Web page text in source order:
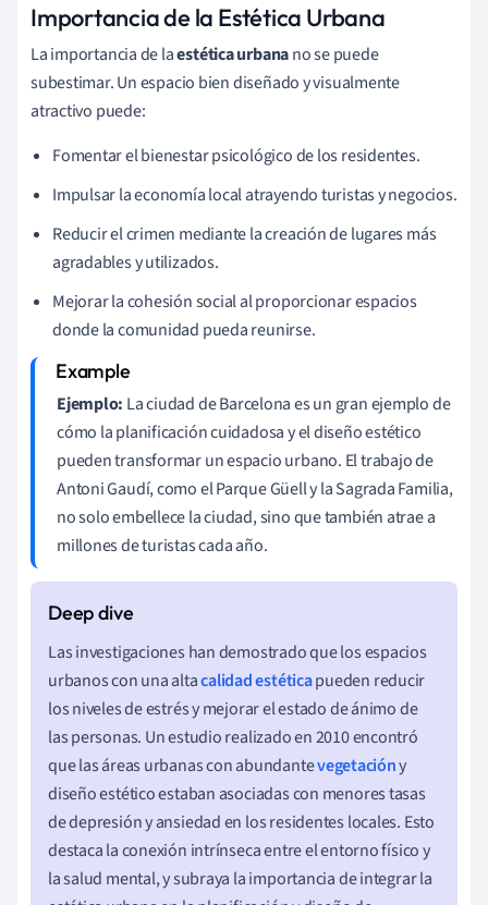
Importancia de la Estética Urbana
La importancia de laestética urbanano se puede
subestimar. Un espacio bien diseñado y visualmente
atractivo puede:
Fomentar el bienestar psicológico de los residentes.
Impulsar la economía local atrayendo turistas y negocios.
Reducir el crimen mediante la creación de lugares más
agradables y utilizados.
Mejorar la cohesión social al proporcionar espacios
donde la comunidad pueda reunirse.
Ejemplo: La ciudad de Barcelona es un gran ejemplo de
cómo la planificación cuidadosa y el diseño estético
pueden transformar un espacio urbano. El trabajo de
Antoni Gaudí, como el Parque Güell y la Sagrada Familia,
no solo embellece la ciudad, sino que también atrae a
millones de turistas cada año.
Las investigaciones han demostrado que los espacios
urbanos con una altacalidad estéticapueden reducir
los niveles de estrés y mejorar el estado de ánimo de
las personas. Un estudio realizado en 2010 encontró
que las áreas urbanas con abundantevegetacióny
diseño estético estaban asociadas con menores tasas
de depresión y ansiedad en los residentes locales. Esto
destaca la conexión intrínseca entre el entorno físico y
la salud mental, y subraya la importancia de integrar la